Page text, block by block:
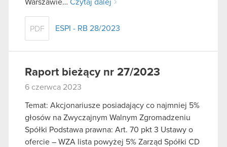
Warszawie… Czytaj dalej
PDF ESPI - RB 28/2023
Raport bieżący nr 27/2023
6 czerwca 2023
Temat: Akcjonariusze posiadający co najmniej 5%
głosów na Zwyczajnym Walnym Zgromadzeniu
Spółki Podstawa prawna: Art. 70 pkt 3 Ustawy o
ofercie – WZA lista powyżej 5% Zarząd Spółki CD